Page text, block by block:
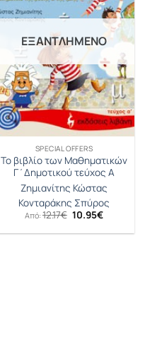
ΕΞΑΝΤΛΗΜΈΝΟ
SPECIAL OFFERS
Το βιβλίο των Μαθηματικών
Γ΄Δημοτικού τεύχος Α
Ζημιανίτης Κώστας
Κονταράκης Σπύρος
Από: 12.17€ Original
price
was:
10.95€Η
τιμή